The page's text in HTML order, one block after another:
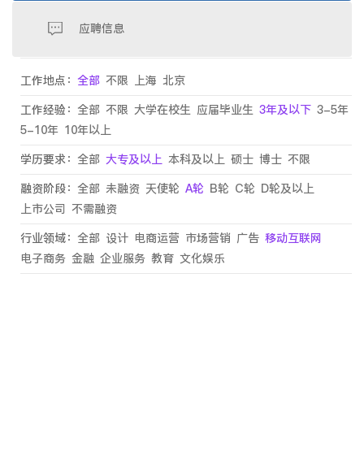
应聘信息
工作地点： 全部 不限 上海 北京
工作经验： 全部 不限 大学在校生 应届毕业生 3年及以下 3-5年
5-10年 10年以上
学历要求： 全部 大专及以上 本科及以上 硕士 博士 不限
融资阶段： 全部 未融资 天使轮 A轮 B轮 C轮 D轮及以上
上市公司 不需融资
行业领域： 全部 设计 电商运营 市场营销 广告 移动互联网
电子商务 金融 企业服务 教育 文化娱乐